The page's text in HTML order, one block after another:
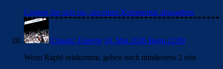
Loggen Sie sich ein, um einen Kommentar abzugeben
Clouds: Experte 10. Mai 2026 Beim 22:09
Wenn Raphi reinkommt, gehen noch mindestens 2 rein